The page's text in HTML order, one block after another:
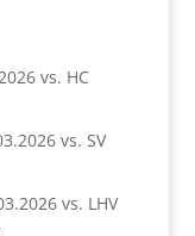
vs. HC
vs. SV
vs. LHV